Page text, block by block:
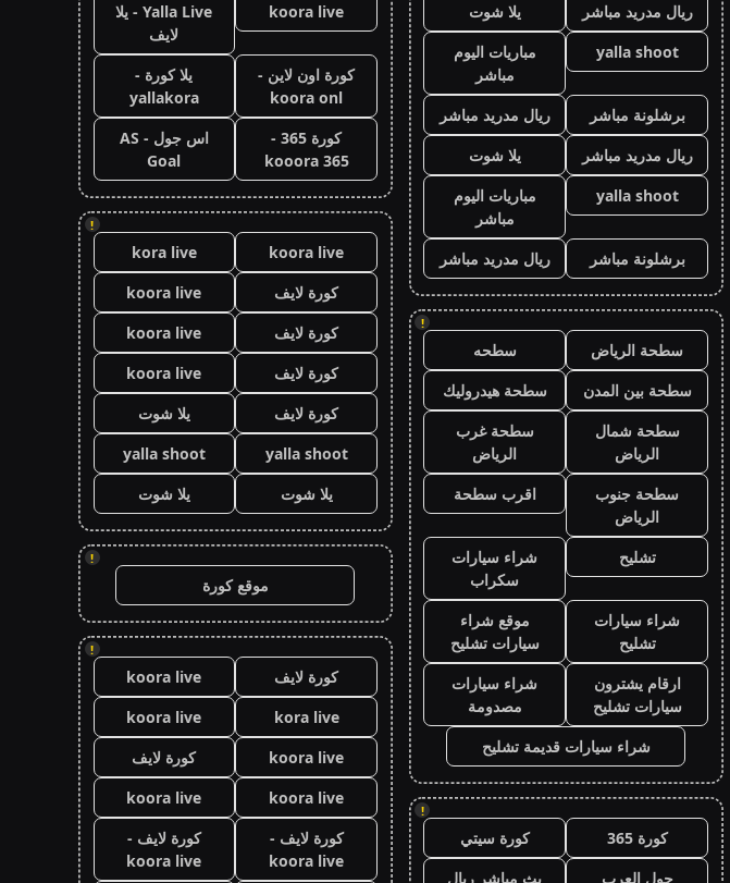
ريال مدريد مباشر
يلا شوت
yalla shoot
مباريات اليوم
مباشر
برشلونة مباشر
ريال مدريد مباشر
ريال مدريد مباشر
يلا شوت
yalla shoot
مباريات اليوم
مباشر
برشلونة مباشر
ريال مدريد مباشر
!
سطحة الرياض
سطحه
سطحة بين المدن
سطحة هيدروليك
سطحة شمال
الرياض
سطحة غرب
الرياض
سطحة جنوب
الرياض
اقرب سطحة
تشليح
شراء سيارات
سكراب
شراء سيارات
تشليح
موقع شراء
سيارات تشليح
ارقام يشترون
سيارات تشليح
شراء سيارات
مصدومة
شراء سيارات قديمة تشليح
!
كورة 365
كورة سيتي
جول العرب
بث مباشر ريال
koora live
Yalla Live - يلا
لايف
كورة اون لاين -
koora onl
يلا كورة -
yallakora
كورة 365 -
kooora 365
اس جول - AS
Goal
!
koora live
kora live
كورة لايف
koora live
كورة لايف
koora live
كورة لايف
koora live
كورة لايف
يلا شوت
yalla shoot
yalla shoot
يلا شوت
يلا شوت
!
موقع كورة
!
كورة لايف
koora live
kora live
koora live
koora live
كورة لايف
koora live
koora live
كورة لايف -
koora live
كورة لايف -
koora live